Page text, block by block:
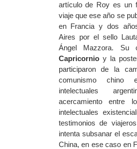
artículo de Roy es un
viaje que ese año se
en Francia y dos
Aires por el sello
Ángel Mazzora. Su
Capricornio y la
participaron de la
comunismo chino
intelectuales
acercamiento entre
intelectuales
testimonios de
intenta subsanar el
China, en ese caso en